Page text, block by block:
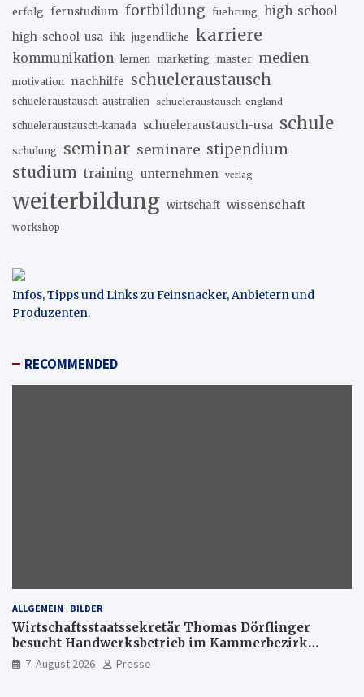
erfolg fernstudium fortbildung fuehrung high-school
high-school-usa ihk jugendliche karriere
kommunikation lernen marketing master medien
motivation nachhilfe schueleraustausch
schueleraustausch-australien schueleraustausch-england
schueleraustausch-kanada schueleraustausch-usa schule
schulung seminar seminare stipendium
studium training unternehmen verlag
weiterbildung wirtschaft wissenschaft
workshop
Infos, Tipps und Links zu Feinsnacker, Anbietern und
Produzenten.
RECOMMENDED
ALLGEMEIN BILDER
Wirtschaftsstaatssekretär Thomas Dörflinger
besucht Handwerksbetrieb im Kammerbezirk
Freiburg
7. August 2026 Presse